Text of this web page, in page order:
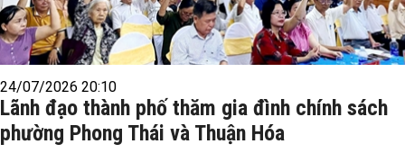
24/07/2026 20:10
Lãnh đạo thành phố thăm gia đình chính sách
phường Phong Thái và Thuận Hóa